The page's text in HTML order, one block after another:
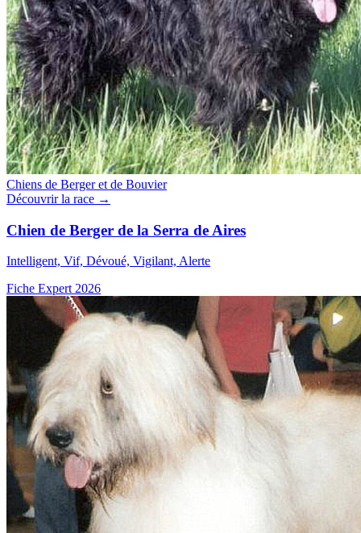
Chiens de Berger et de Bouvier
Découvrir la race →
Chien de Berger de la Serra de Aires
Intelligent, Vif, Dévoué, Vigilant, Alerte
Fiche Expert 2026